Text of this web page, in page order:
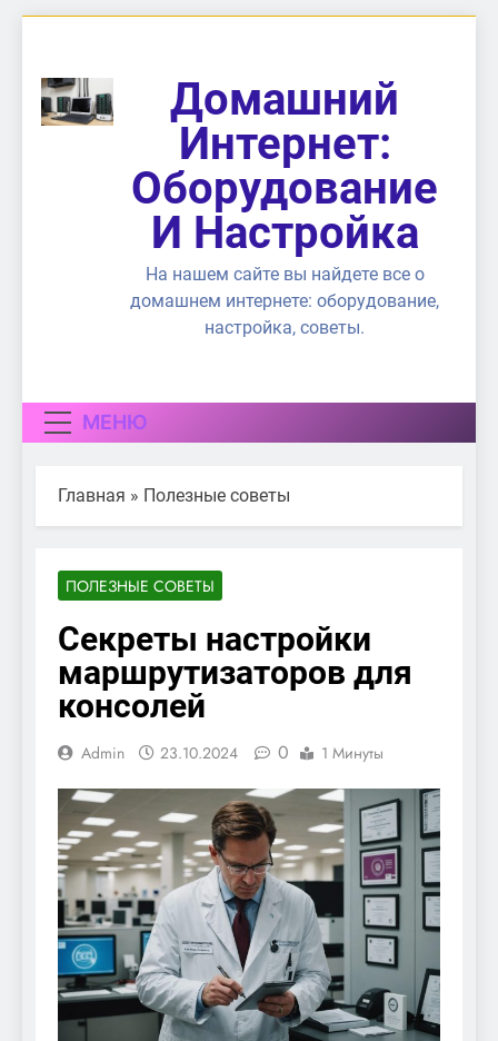
содержимому
Домашний
Интернет:
Оборудование
И Настройка
На нашем сайте вы найдете все о
домашнем интернете: оборудование,
настройка, советы.
МЕНЮ
Главная » Полезные советы
ПОЛЕЗНЫЕ СОВЕТЫ
Секреты настройки
маршрутизаторов для
консолей
Admin 23.10.2024 0 1 Минуты